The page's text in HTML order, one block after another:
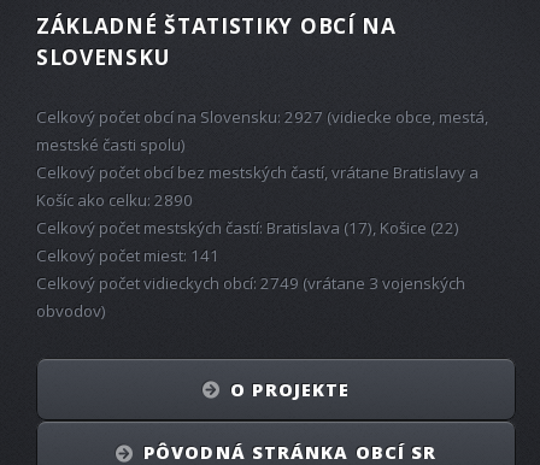
ZÁKLADNÉ ŠTATISTIKY OBCÍ NA
SLOVENSKU
Celkový počet obcí na Slovensku: 2927 (vidiecke obce, mestá,
mestské časti spolu)
Celkový počet obcí bez mestských častí, vrátane Bratislavy a
Košíc ako celku: 2890
Celkový počet mestských častí: Bratislava (17), Košice (22)
Celkový počet miest: 141
Celkový počet vidieckych obcí: 2749 (vrátane 3 vojenských
obvodov)
O PROJEKTE
PÔVODNÁ STRÁNKA OBCÍ SR